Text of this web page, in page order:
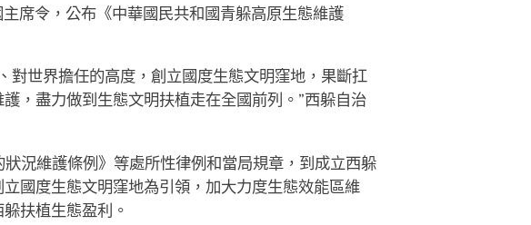
席令，公布《中華國民共和國青躲高原生態維護
對世界擔任的高度，創立國度生態文明窪地，果斷扛
，盡力做到生態文明扶植走在全國前列。”西躲自治
況維護條例》等處所性律例和當局規章，到成立西躲
國度生態文明窪地為引領，加大力度生態效能區維
扶植生態盈利。